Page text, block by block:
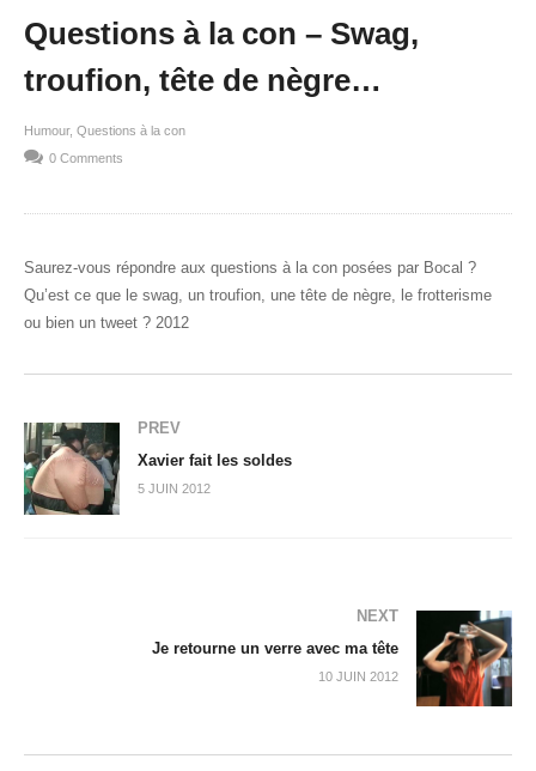
Questions à la con – Swag,
troufion, tête de nègre…
Humour Questions à la con
0 Comments
Saurez-vous répondre aux questions à la con posées par Bocal ?
Qu’est ce que le swag, un troufion, une tête de nègre, le frotterisme
ou bien un tweet ? 2012
PREV
Xavier fait les soldes
5 JUIN 2012
NEXT
Je retourne un verre avec ma tête
10 JUIN 2012